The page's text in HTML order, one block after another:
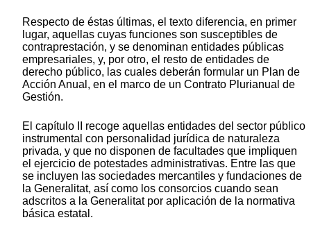
Respecto de éstas últimas, el texto diferencia, en primer
lugar, aquellas cuyas funciones son susceptibles de
contraprestación, y se denominan entidades públicas
empresariales, y, por otro, el resto de entidades de
derecho público, las cuales deberán formular un Plan de
Acción Anual, en el marco de un Contrato Plurianual de
Gestión.
El capítulo II recoge aquellas entidades del sector público
instrumental con personalidad jurídica de naturaleza
privada, y que no disponen de facultades que impliquen
el ejercicio de potestades administrativas. Entre las que
se incluyen las sociedades mercantiles y fundaciones de
la Generalitat, así como los consorcios cuando sean
adscritos a la Generalitat por aplicación de la normativa
básica estatal.